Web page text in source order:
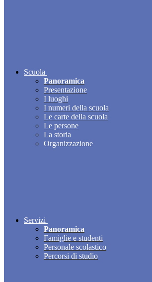
Scuola
Panoramica
Presentazione
I luoghi
I numeri della scuola
Le carte della scuola
Le persone
La storia
Organizzazione
Servizi
Panoramica
Famiglie e studenti
Personale scolastico
Percorsi di studio